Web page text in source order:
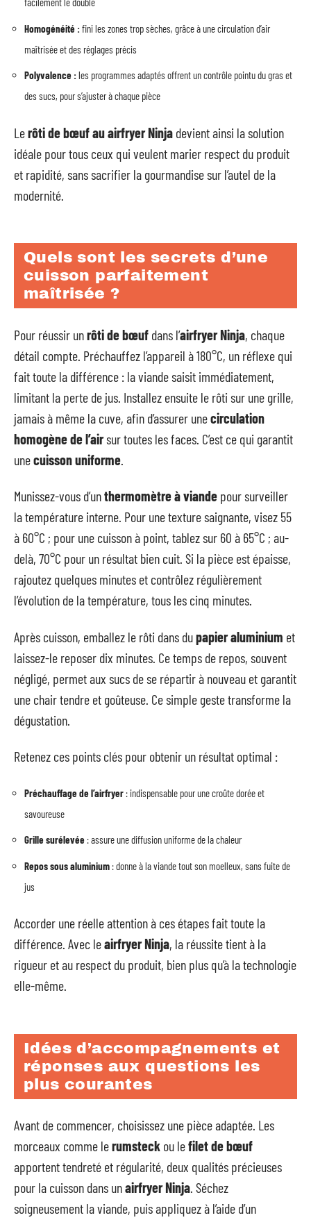
Homogénéité :fini les zones trop sèches, grâce à une circulation d’air
maîtrisée et des réglages précis
Polyvalence :les programmes adaptés offrent un contrôle pointu du gras et
des sucs, pour s’ajuster à chaque pièce
Lerôti de bœuf au airfryer Ninja devient ainsi la solution
idéale pour tous ceux qui veulent marier respect du produit
et rapidité, sans sacrifier la gourmandise sur l’autel de la
modernité.
Quels sont les secrets d’une
cuisson parfaitement
maîtrisée ?
Pour réussir unrôti de bœuf dans l’airfryer Ninja, chaque
détail compte. Préchauffez l’appareil à 180°C, un réflexe qui
fait toute la différence : la viande saisit immédiatement,
limitant la perte de jus. Installez ensuite le rôti sur une grille,
jamais à même la cuve, afin d’assurer unecirculation
homogène de l’airsur toutes les faces. C’est ce qui garantit
unecuisson uniforme
Munissez-vous d’unthermomètre à viande pour surveiller
la température interne. Pour une texture saignante, visez 55
à 60°C ; pour une cuisson à point, tablez sur 60 à 65°C ; au-
delà, 70°C pour un résultat bien cuit. Si la pièce est épaisse,
rajoutez quelques minutes et contrôlez régulièrement
l’évolution de la température, tous les cinq minutes.
Après cuisson, emballez le rôti dans dupapier aluminium et
laissez-le reposer dix minutes. Ce temps de repos, souvent
négligé, permet aux sucs de se répartir à nouveau et garantit
une chair tendre et goûteuse. Ce simple geste transforme la
dégustation.
Retenez ces points clés pour obtenir un résultat optimal :
Préchauffage de l’airfryer : indispensable pour une croûte dorée et
savoureuse
Grille surélevée : assure une diffusion uniforme de la chaleur
Repos sous aluminium : donne à la viande tout son moelleux, sans fuite de
jus
Accorder une réelle attention à ces étapes fait toute la
différence. Avec leairfryer Ninja, la réussite tient à la
rigueur et au respect du produit, bien plus qu’à la technologie
elle-même.
Idées d’accompagnements et
réponses aux questions les
plus courantes
Avant de commencer, choisissez une pièce adaptée. Les
morceaux comme lerumsteck ou lefilet de bœuf
apportent tendreté et régularité, deux qualités précieuses
pour la cuisson dans unairfryer Ninja. Séchez
soigneusement la viande, puis appliquez à l’aide d’un